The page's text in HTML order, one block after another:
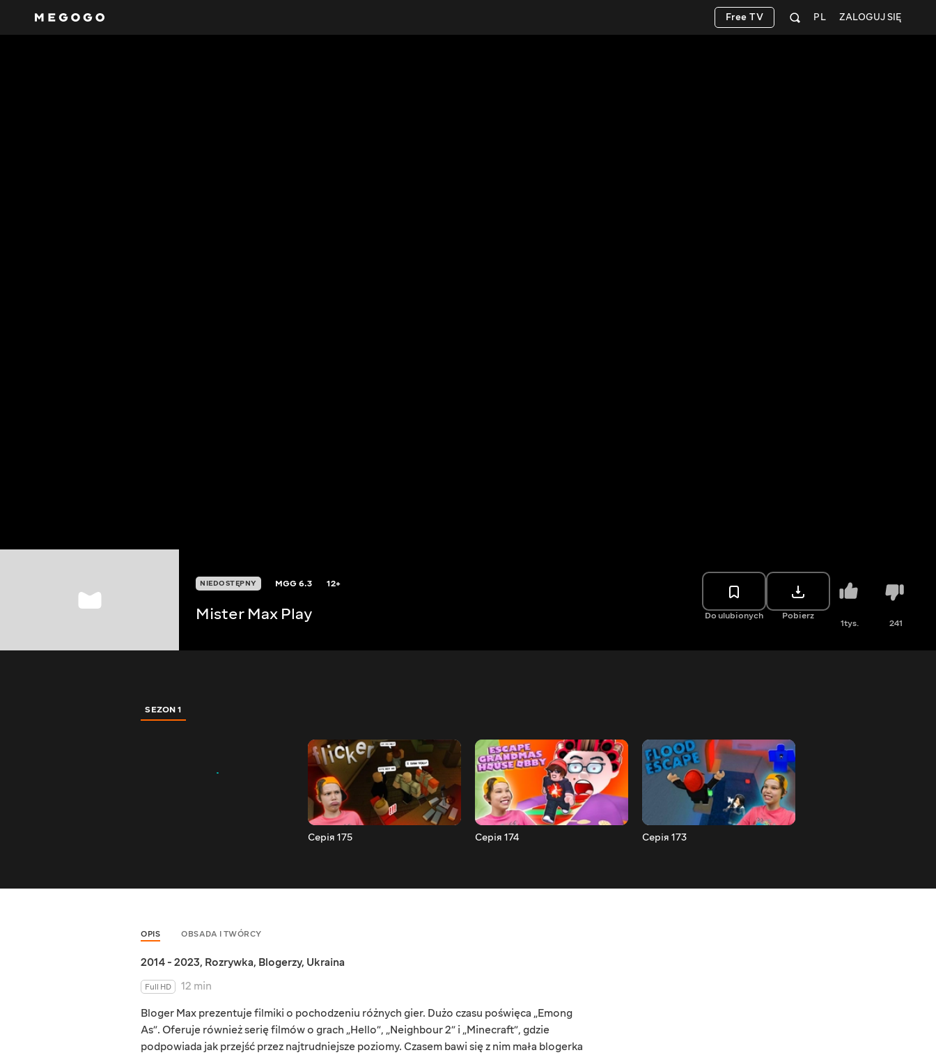
ZALOGUJ SIĘ
PL
Free TV
NIEDOSTĘPNY MGG6.3 12+
Mister Max Play Do ulubionych Pobierz
1tys. 241
SEZON 1
Серія 175 Серія 174 Серія 173
OPIS OBSADA I TWÓRCY
2014 - 2023, Rozrywka, Blogerzy, Ukraina
Full HD
12 min
Bloger Max prezentuje filmiki o pochodzeniu różnych gier. Dużo czasu poświęca „Emong
As”. Oferuje również serię filmów o grach „Hello”, „Neighbour 2” i „Minecraft”, gdzie
podpowiada jak przejść przez najtrudniejsze poziomy. Czasem bawi się z nim mała blogerka